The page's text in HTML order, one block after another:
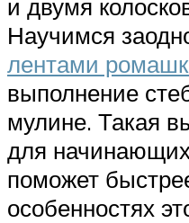
и двумя
Научимся
лентами
выполнение
мулине. Такая
для
поможет
особенностях